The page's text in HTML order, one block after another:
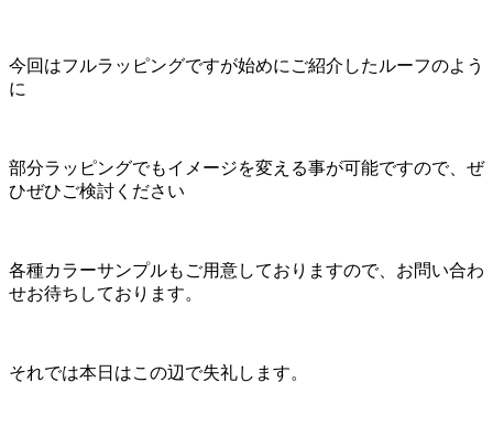
今回はフルラッピングですが始めにご紹介したルーフのよう
に
部分ラッピングでもイメージを変える事が可能ですので、ぜ
ひぜひご検討ください
各種カラーサンプルもご用意しておりますので、お問い合わ
せお待ちしております。
それでは本日はこの辺で失礼します。